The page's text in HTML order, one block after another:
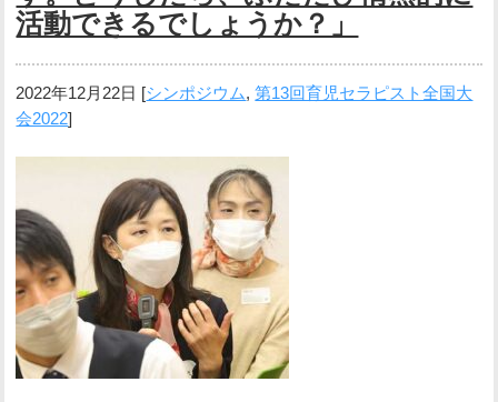
活動できるでしょうか？」
2022年12月22日 [シンポジウム,第13回育児セラピスト全国大
会2022]